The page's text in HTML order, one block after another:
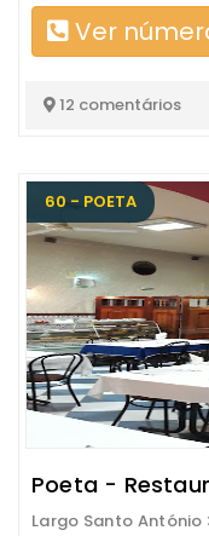
Ver
12 comentários
60 - POETA
Poeta -
Largo Santo António